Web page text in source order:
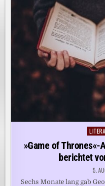
»Game of Thrones«-
berichtet
5.
Sechs Monate lang gab